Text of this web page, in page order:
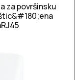
za površinsku